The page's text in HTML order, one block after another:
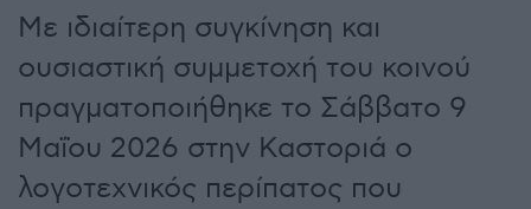
Με ιδιαίτερη συγκίνηση και
ουσιαστική συμμετοχή του κοινού
πραγματοποιήθηκε το Σάββατο 9
Μαΐου 2026 στην Καστοριά ο
λογοτεχνικός περίπατος που